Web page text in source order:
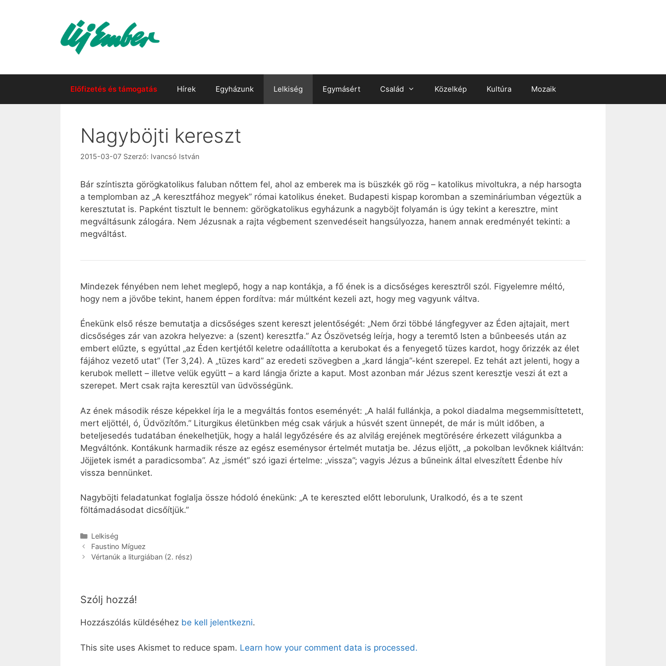
Előfizetés és támogatás Hírek Egyházunk Lelkiség Egymásért Család Közelkép Kultúra Mozaik
Nagyböjti kereszt
2015-03-07 Szerző: Ivancsó István
Bár színtiszta görögkatolikus faluban nőttem fel, ahol az emberek ma is büszkék gö rög – katolikus mivoltukra, a nép harsogta
a templomban az „A keresztfához megyek” római katolikus éneket. Budapesti kispap koromban a szemináriumban végeztük a
keresztutat is. Papként tisztult le bennem: görögkatolikus egyházunk a nagyböjt folyamán is úgy tekint a keresztre, mint
megváltásunk zálogára. Nem Jézusnak a rajta végbement szenvedéseit hangsúlyozza, hanem annak eredményét tekinti: a
megváltást.
Mindezek fényében nem lehet meglepő, hogy a nap kontákja, a fő ének is a dicsőséges keresztről szól. Figyelemre méltó,
hogy nem a jövőbe tekint, hanem éppen fordítva: már múltként kezeli azt, hogy meg vagyunk váltva.
Énekünk első része bemutatja a dicsőséges szent kereszt jelentőségét: „Nem őrzi többé lángfegyver az Éden ajtajait, mert
dicsőséges zár van azokra helyezve: a (szent) keresztfa.” Az Ószövetség leírja, hogy a teremtő Isten a bűnbeesés után az
embert elűzte, s egyúttal „az Éden kertjétől keletre odaállította a kerubokat és a fenyegető tüzes kardot, hogy őrizzék az élet
fájához vezető utat” (Ter 3,24). A „tüzes kard” az eredeti szövegben a „kard lángja”-ként szerepel. Ez tehát azt jelenti, hogy a
kerubok mellett – illetve velük együtt – a kard lángja őrizte a kaput. Most azonban már Jézus szent keresztje veszi át ezt a
szerepet. Mert csak rajta keresztül van üdvösségünk.
Az ének második része képekkel írja le a megváltás fontos eseményét: „A halál fullánkja, a pokol diadalma megsemmisíttetett,
mert eljöttél, ó, Üdvözítőm.” Liturgikus életünkben még csak várjuk a húsvét szent ünnepét, de már is múlt időben, a
beteljesedés tudatában énekelhetjük, hogy a halál legyőzésére és az alvilág erejének megtörésére érkezett világunkba a
Megváltónk. Kontákunk harmadik része az egész eseménysor értelmét mutatja be. Jézus eljött, „a pokolban levőknek kiáltván:
Jöjjetek ismét a paradicsomba”. Az „ismét” szó igazi értelme: „vissza”; vagyis Jézus a bűneink által elveszített Édenbe hív
vissza bennünket.
Nagyböjti feladatunkat foglalja össze hódoló énekünk: „A te kereszted előtt leborulunk, Uralkodó, és a te szent
föltámadásodat dicsőítjük.”
Kategória
Lelkiség
Faustino Míguez
Vértanúk a liturgiában (2. rész)
Szólj hozzá!
Hozzászólás küldéséhez be kell jelentkezni.
This site uses Akismet to reduce spam. Learn how your comment data is processed.